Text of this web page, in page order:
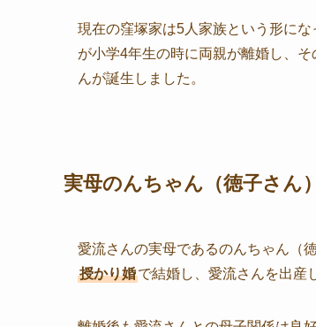
現在の窪塚家は5人家族という形に
が小学4年生の時に両親が離婚し、
んが誕生しました。
実母のんちゃん（徳子さん
愛流さんの実母であるのんちゃん（
授かり婚で結婚し、愛流さんを出産